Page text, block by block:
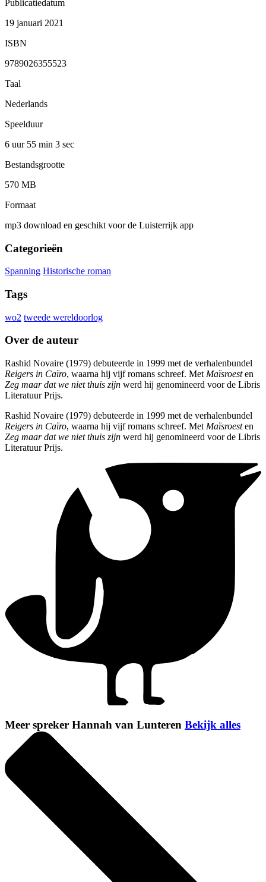
Publicatiedatum
19 januari 2021
ISBN
9789026355523
Taal
Nederlands
Speelduur
6 uur 55 min 3 sec
Bestandsgrootte
570 MB
Formaat
mp3 download en geschikt voor de Luisterrijk app
Categorieën
Spanning Historische roman
Tags
wo2 tweede wereldoorlog
Over de auteur
Rashid Novaire (1979) debuteerde in 1999 met de verhalenbundel
Reigers in Caïro, waarna hij vijf romans schreef. Met Maïsroesten
Zeg maar dat we niet thuis zijn werd hij genomineerd voor de Libris
Literatuur Prijs.
Rashid Novaire (1979) debuteerde in 1999 met de verhalenbundel
Reigers in Caïro, waarna hij vijf romans schreef. Met Maïsroesten
Zeg maar dat we niet thuis zijn werd hij genomineerd voor de Libris
Literatuur Prijs.
Meer spreker Hannah van Lunteren Bekijk alles